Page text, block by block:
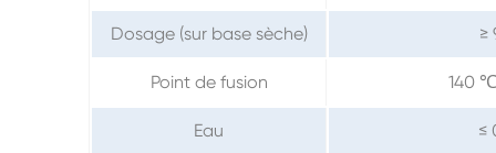
Dosage (sur base sèche) ≥
Point de fusion 140
Eau ≤